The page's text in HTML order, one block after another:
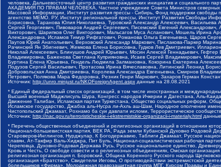
человека, Дальневосточный центр развития гражданских инициатив и социального
АКАДЕМИЯ ПО ПРАВАМ ЧЕЛОВЕКА, Частное учреждение Совета Министров северных
Массовой Информации, Институт развития прессы - Сибирь, Фонд поддержки
агентство МЕМО. РУ, Институт региональной прессы, Институт Развития Свободы
Борисовна, Таранова Юлия Николаевна, Туровский Александр Алексеевич,
Сергей Георгиевич, Пивоваров Андрей Сергеевич, Писемский Евгений
Викторович, Шарипков Олег Викторович, Мальсагов Муса Асланович, Мошель Ирина
Александровна, Исламов Тимур Рифгатович, Романова Ольга Евгеньевна, Щаров
Паутов Юрий Анатольевич, Верховский Александр Маркович, Пислакова-Паркер
Рачинский Ян Збигневич, Жемкова Елена Борисовна, Гудков Лев Дмитриевич,
Николай Алексеевич, Блинушов Андрей Юрьевич, Мосин Алексей Геннадьевич,
Владимировна, Баженова Светлана Куприяновна, Исаев Сергей Владимирович,
Буртина Елена Юрьевна, Гендель Людмила Залмановна, Кокорина Екатерина
Подузов Сергей Васильевич, Протасова Ирина Вячеславовна, Литинский Леонид
Добровольская Анна Дмитриевна, Королева Александра Евгеньевна, Смирнов
Петрович, Полякова Мара Федоровна, Резник Генри Маркович, Захаров Герман
Источник: http://unro.minjust.ru/NKOForeignAgent.aspx данные на 28.08.2021
* Единый федеральный список организаций, в том числе иностранных и
Высший военный Маджлисуль Шура, Конгресс народов Ичкерии и Дагестана, Аль-
Движение Талибан, Исламская партия Туркестана, Общество социальных реформ,
Исламское государство, Джабха аль-Нусра ли-Ахль аш-Шам, Народное ополчение
Чистопольский Джамаат, Рохнамо ба суи давлати исломи, Террористическое
Источник: http://nac.gov.ru/terroristicheskie-i-ekstremistskie-organizacii-i-materialy.html
* Перечень общественных объединений и религиозных организаций в отношении
Национал-большевистская партия, ВЕК РА, Рада земли Кубанской Духовно Родовой
Староверов-Инглингов, Нурджулар, К Богодержавию, Таблиги Джамаат, Русское
славян, Ат-Такфир Валь-Хиджра, Пит Буль, Национал-социалистическая рабочая
Череповца, Духовно-Родовая Держава Русь, Русское национальное единство,
Кровь и Честь, О свободе совести и о религиозных объединениях, Омская
религиозная организация п. Боровский, Община Коренного Русского народа
организация «Братство», Свидетели Иеговы, О противодействии экстремистской
болельщиков «Фирма», Молодежная правозащитная группа МПГ, Курсом Правды и